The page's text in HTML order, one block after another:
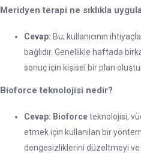
Meridyen terapi ne sıklıkla
Cevap: Bu; kullanıcının
bağlıdır. Genellikle haftada
sonuç için kişisel bir plan
Bioforce teknolojisi nedir?
Cevap: Bioforceteknolojisi,
etmek için kullanılan bir
dengesizliklerini düzeltmeyi ve